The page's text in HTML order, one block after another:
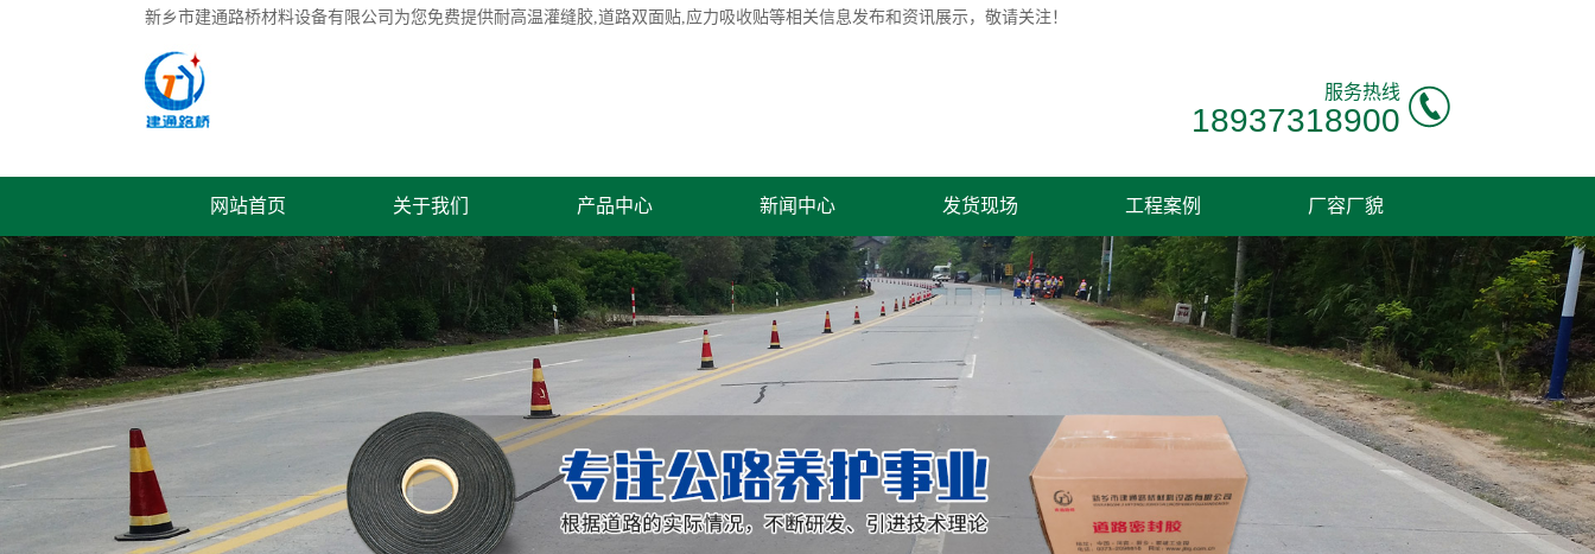
新乡市建通路桥材料设备有限公司为您免费提供耐高温灌缝胶,道路双面贴,应力吸收贴等相关信息发布和资讯展示，敬请关注！
服务热线
18937318900
网站首页 关于我们 产品中心 新闻中心 发货现场 工程案例 厂容厂貌
联系我们